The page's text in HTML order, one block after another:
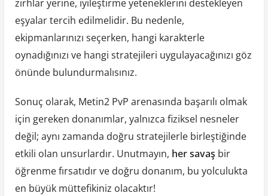
zırhlar yerine, iyileştirme yeteneklerini destekleyen
eşyalar tercih edilmelidir. Bu nedenle,
ekipmanlarınızı seçerken, hangi karakterle
oynadığınızı ve hangi stratejileri uygulayacağınızı göz
önünde bulundurmalısınız.
Sonuç olarak, Metin2 PvP arenasında başarılı olmak
için gereken donanımlar, yalnızca fiziksel nesneler
değil; aynı zamanda doğru stratejilerle birleştiğinde
etkili olan unsurlardır. Unutmayın, her savaş bir
öğrenme fırsatıdır ve doğru donanım, bu yolculukta
en büyük müttefikiniz olacaktır!